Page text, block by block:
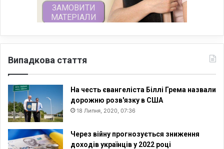
Випадкова стаття
На честь євангеліста Біллі Грема назвали
дорожню розв'язку в США
18 Липня, 2020, 07:36
Через війну прогнозується зниження
доходів українців у 2022 році